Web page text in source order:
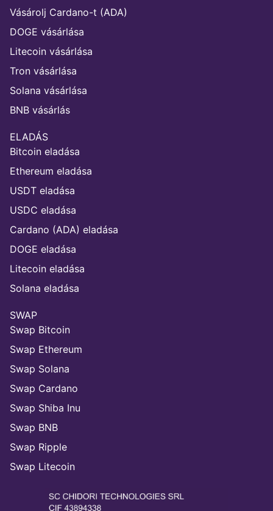
Vásárolj Cardano-t (ADA)
DOGE vásárlása
Litecoin vásárlása
Tron vásárlása
Solana vásárlása
BNB vásárlás
ELADÁS
Bitcoin eladása
Ethereum eladása
USDT eladása
USDC eladása
Cardano (ADA) eladása
DOGE eladása
Litecoin eladása
Solana eladása
SWAP
Swap Bitcoin
Swap Ethereum
Swap Solana
Swap Cardano
Swap Shiba Inu
Swap BNB
Swap Ripple
Swap Litecoin